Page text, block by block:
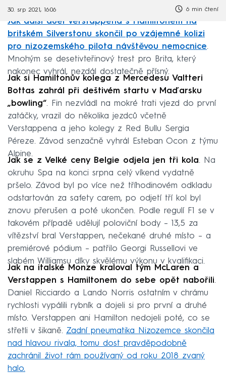
30. srp 2021, 16:06 6 min čtení
Jak další duel Verstappena s Hamiltonem na
britském Silverstonu skončil po vzájemné kolizi
pro nizozemského pilota návštěvou nemocnice.
Mnohým se desetivteřinový trest pro Brita, který
nakonec vyhrál, nezdál dostatečně přísný.
Jak si Hamiltonův kolega z Mercedesu Valtteri
Bottas zahrál při deštivém startu v Maďarsku
„bowling“. Fin nezvládl na mokré trati vjezd do první
zatáčky, vrazil do několika jezdců včetně
Verstappena a jeho kolegy z Red Bullu Sergia
Péreze. Závod senzačně vyhrál Esteban Ocon z týmu
Alpine.
Jak se z Velké ceny Belgie odjela jen tři kola. Na
okruhu Spa na konci srpna celý víkend vydatně
pršelo. Závod byl po více než tříhodinovém odkladu
odstartován za safety carem, po odjetí tří kol byl
znovu přerušen a poté ukončen. Podle regulí F1 se v
takovém případě udělují poloviční body – 13,5 za
vítězství bral Verstappen, nečekané druhé místo – a
premiérové pódium – patřilo Georgi Russellovi ve
slabém Williamsu díky skvělému výkonu v kvalifikaci.
Jak na italské Monze kraloval tým McLaren a
Verstappen s Hamiltonem do sebe opět nabořili.
Daniel Ricciardo a Lando Norris ostatním v chrámu
rychlosti vypálili rybník a dojeli si pro první a druhé
místo. Verstappen ani Hamilton nedojeli poté, co se
střetli v šikaně. Zadní pneumatika Nizozemce skončila
nad hlavou rivala, tomu dost pravděpodobně
zachránil život rám používaný od roku 2018 zvaný
halo.